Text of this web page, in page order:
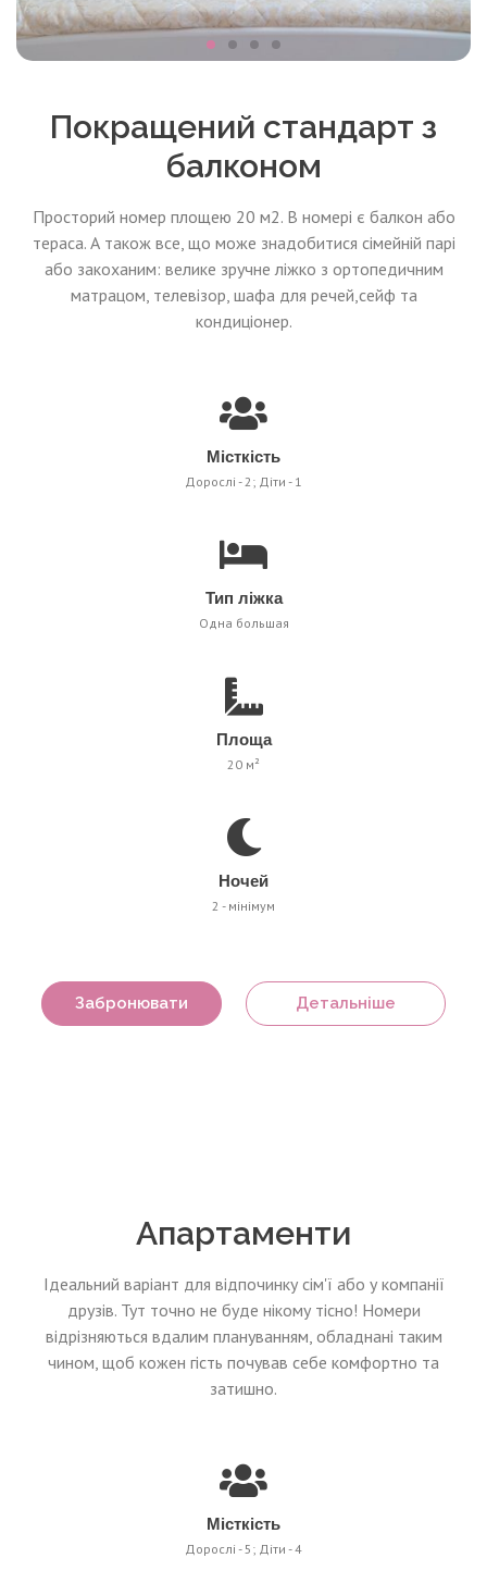
Покращений стандарт з
балконом
Просторий номер площею 20 м2. В номері є балкон або
тераса. А також все, що може знадобитися сімейній парі
або закоханим: велике зручне ліжко з ортопедичним
матрацом, телевізор, шафа для речей,сейф та
кондиціонер.
Місткість
Дорослі - 2; Діти - 1
Тип ліжка
Одна большая
Площа
20 м²
Ночей
2 - мінімум
Забронювати Детальніше
Апартаменти
Ідеальний варіант для відпочинку сім'ї або у компанії
друзів. Тут точно не буде нікому тісно! Номери
відрізняються вдалим плануванням, обладнані таким
чином, щоб кожен гість почував себе комфортно та
затишно.
Місткість
Дорослі - 5; Діти - 4